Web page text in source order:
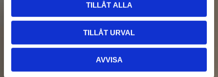
TILLÅT ALLA
TILLÅT URVAL
AVVISA